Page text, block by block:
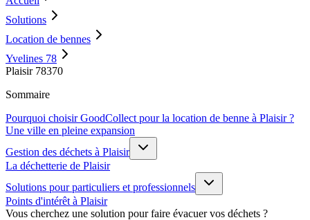
Solutions
Location de bennes
Yvelines 78
Plaisir 78370
Sommaire
Pourquoi choisir GoodCollect pour la location de benne à Plaisir ?
Une ville en pleine expansion
Gestion des déchets à Plaisir
La déchetterie de Plaisir
Solutions pour particuliers et professionnels
Points d'intérêt à Plaisir
Vous cherchez une solution pour faire évacuer vos déchets ?